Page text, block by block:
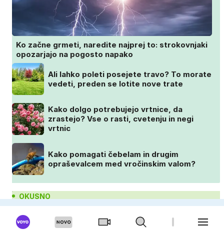
Ko začne grmeti, naredite najprej to: strokovnjaki
opozarjajo na pogosto napako
Ali lahko poleti posejete travo? To morate
vedeti, preden se lotite nove trate
Kako dolgo potrebujejo vrtnice, da
zrastejo? Vse o rasti, cvetenju in negi
vrtnic
Kako pomagati čebelam in drugim
opraševalcem med vročinskim valom?
OKUSNO